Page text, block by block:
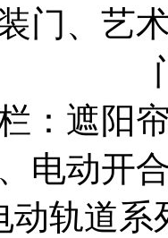
门、艺
：遮阳
电动开
动轨道